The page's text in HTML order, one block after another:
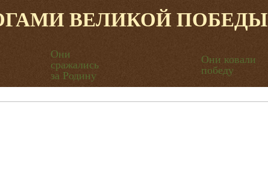
ВЕЛИКОЙ ПОБЕДЫ
Они
сражались
за Родину
Они ковали
победу